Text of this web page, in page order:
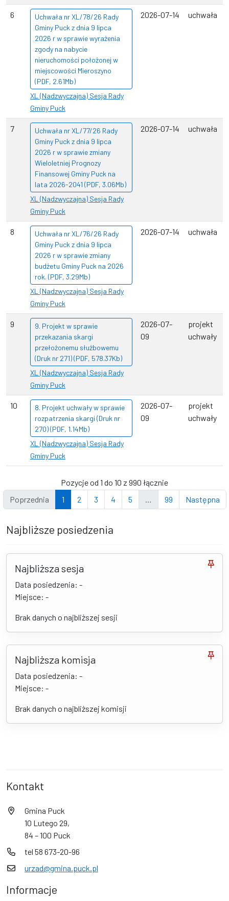
6
Uchwała nr XL/78/26 Rady
Gminy Puck z dnia 9 lipca
2026 r w sprawie wyrażenia
zgody na nabycie
nieruchomości położonej w
miejscowości Mieroszyno
(PDF, 2.61Mb)
XL (Nadzwyczajna) Sesja Rady
Gminy Puck
2026-07-14 uchwała
7
Uchwała nr XL/77/26 Rady
Gminy Puck z dnia 9 lipca
2026 r w sprawie zmiany
Wieloletniej Prognozy
Finansowej Gminy Puck na
lata 2026-2041 (PDF, 3.06Mb)
XL (Nadzwyczajna) Sesja Rady
Gminy Puck
2026-07-14 uchwała
8
Uchwała nr XL/76/26 Rady
Gminy Puck z dnia 9 lipca
2026 r w sprawie zmiany
budżetu Gminy Puck na 2026
rok. (PDF, 3.29Mb)
XL (Nadzwyczajna) Sesja Rady
Gminy Puck
2026-07-14 uchwała
9
9. Projekt w sprawie
przekazania skargi
przełożonemu służbowemu
(Druk nr 271) (PDF, 578.37Kb)
XL (Nadzwyczajna) Sesja Rady
Gminy Puck
2026-07-
09
projekt
uchwały
10
8. Projekt uchwały w sprawie
rozpatrzenia skargi (Druk nr
270) (PDF, 1.14Mb)
XL (Nadzwyczajna) Sesja Rady
Gminy Puck
2026-07-
09
projekt
uchwały
Pozycje od 1 do 10 z 990 łącznie
Poprzednia
1 2 3 4 5 99 Następna
Najbliższe posiedzenia
Najbliższa sesja
Data posiedzenia: -
Miejsce: -
Brak danych o najbliższej sesji
Najbliższa komisja
Data posiedzenia: -
Miejsce: -
Brak danych o najbliższej komisji
Kontakt
Gmina Puck
10 Lutego 29,
84 – 100 Puck
tel 58 673-20-96
urzad@gmina.puck.pl
Informacje